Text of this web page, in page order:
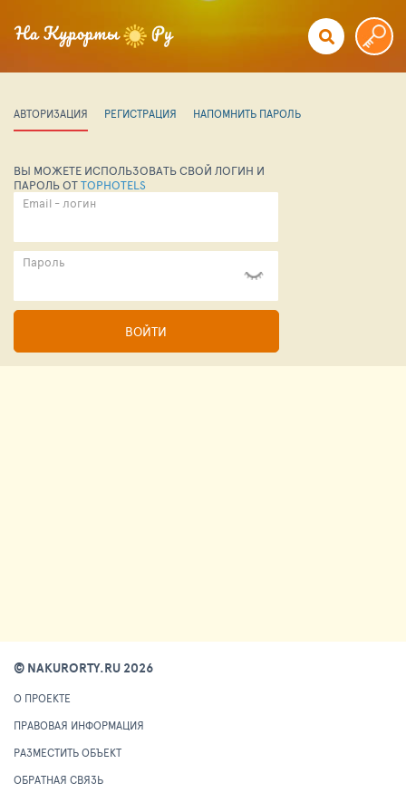
АВТОРИЗАЦИЯ РЕГИСТРАЦИЯ НАПОМНИТЬ ПАРОЛЬ
ВЫ МОЖЕТЕ ИСПОЛЬЗОВАТЬ СВОЙ ЛОГИН И
ПАРОЛЬ ОТTOPHOTELS
Email - логин
Пароль
ВОЙТИ
© NAKURORTY.RU 2026
О ПРОЕКТЕ
ПРАВОВАЯ ИНФОРМАЦИЯ
РАЗМЕСТИТЬ ОБЪЕКТ
ОБРАТНАЯ СВЯЗЬ